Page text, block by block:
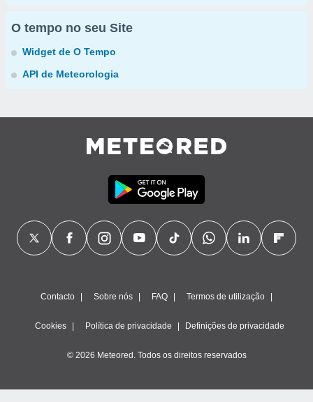
O tempo no seu Site
Widget de O Tempo
API de Meteorologia
Contacto Sobre nós FAQ Termos de utilização
Cookies Política de privacidade Definições de privacidade
© 2026 Meteored. Todos os direitos reservados